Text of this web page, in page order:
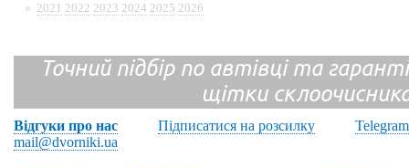
» 2021 2022 2023 2024 2025 2026
Точний підбір по автівці та
щітки
Відгуки про нас Підписатися на розсилку
Telegram
mail@dvorniki.ua